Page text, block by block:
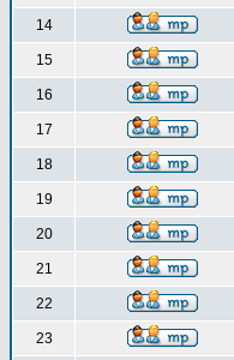
14
15
16
17
18
19
20
21
22
23